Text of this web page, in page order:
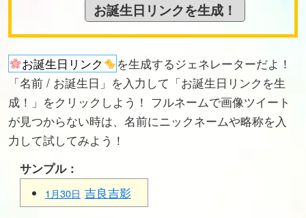
お誕生日リンク
を生成するジェネレーターだよ！
「名前 / お誕生日」を入力して「お誕生日リンクを生
成！」をクリックしよう！ フルネームで画像ツイート
が見つからない時は、名前にニックネームや略称を入
力して試してみよう！
サンプル：
1月30日 吉良吉影